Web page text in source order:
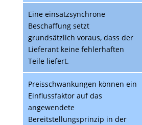
Eine einsatzsynchrone
Beschaffung setzt
grundsätzlich voraus, dass der
Lieferant keine fehlerhaften
Teile liefert.
Preisschwankungen können ein
Einflussfaktor auf das
angewendete
Bereitstellungsprinzip in der